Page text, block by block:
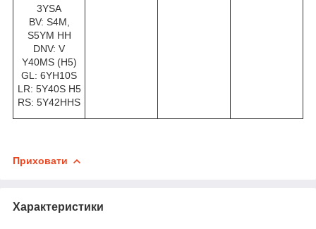
3YSA
BV: S4M,
S5YM HH
DNV: V
Y40MS (H5)
GL: 6YH10S
LR: 5Y40S H5
RS: 5Y42HHS
Приховати
Характеристики